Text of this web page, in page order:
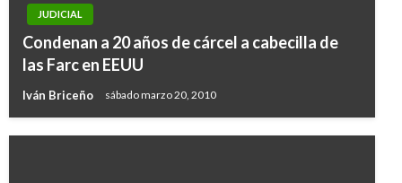
JUDICIAL
Condenan a 20 años de cárcel a cabecilla de
las Farc en EEUU
Iván Briceño sábado marzo 20, 2010